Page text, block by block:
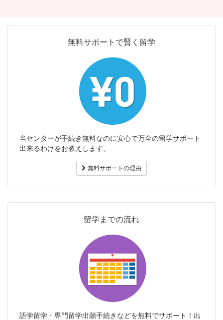
無料サポートで賢く留学
当センターが手続き無料なのに安心で万全の留学サポート
出来るわけをお教えします。
無料サポートの理由
留学までの流れ
語学留学・専門留学出願手続きなどを無料でサポート！出